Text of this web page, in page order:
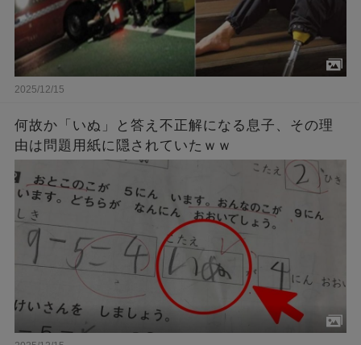
2025/12/15
何故か「いぬ」と答え不正解になる息子、その理
由は問題用紙に隠されていたｗｗ